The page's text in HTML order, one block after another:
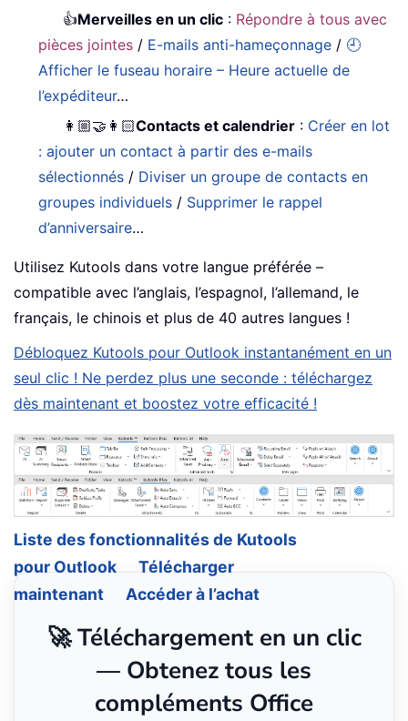
👍Merveilles en un clic : Répondre à tous avec
pièces jointes / E-mails anti-hameçonnage / 🕘
Afficher le fuseau horaire – Heure actuelle de
l’expéditeur…
👩🏼‍🤝‍👩🏻Contacts et calendrier : Créer en lot
: ajouter un contact à partir des e-mails
sélectionnés / Diviser un groupe de contacts en
groupes individuels / Supprimer le rappel
d’anniversaire…
Utilisez Kutools dans votre langue préférée –
compatible avec l’anglais, l’espagnol, l’allemand, le
français, le chinois et plus de 40 autres langues !
Débloquez Kutools pour Outlook instantanément en un
seul clic ! Ne perdez plus une seconde : téléchargez
dès maintenant et boostez votre efficacité !
Liste des fonctionnalités de Kutools
pour Outlook
Télécharger
maintenant
Accéder à l’achat
🚀 Téléchargement en un clic
— Obtenez tous les
compléments Office